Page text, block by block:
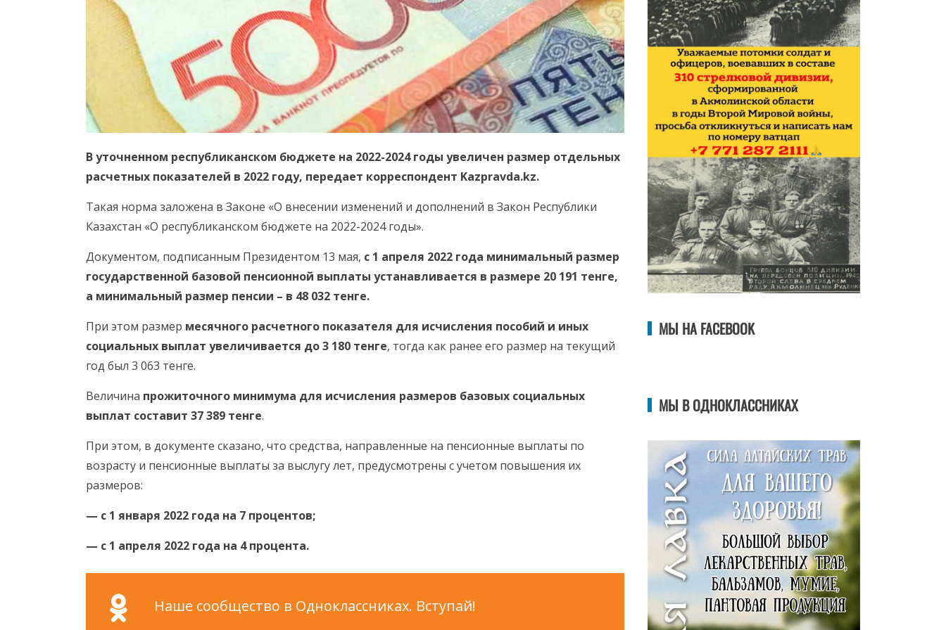
В уточненном республиканском бюджете на 2022-2024 годы увеличен размер отдельных
расчетных показателей в 2022 году, передает корреспондент Kazpravda.kz.
Такая норма заложена в Законе «О внесении изменений и дополнений в Закон Республики
Казахстан «О республиканском бюджете на 2022-2024 годы».
Документом, подписанным Президентом 13 мая, с 1 апреля 2022 года минимальный размер
государственной базовой пенсионной выплаты устанавливается в размере 20 191 тенге,
а минимальный размер пенсии – в 48 032 тенге.
При этом размер месячного расчетного показателя для исчисления пособий и иных
социальных выплат увеличивается до 3 180 тенге, тогда как ранее его размер на текущий
год был 3 063 тенге.
Величина прожиточного минимума для исчисления размеров базовых социальных
выплат составит 37 389 тенге.
При этом, в документе сказано, что средства, направленные на пенсионные выплаты по
возрасту и пенсионные выплаты за выслугу лет, предусмотрены с учетом повышения их
размеров:
— с 1 января 2022 года на 7 процентов;
— с 1 апреля 2022 года на 4 процента.
Наше сообщество в Одноклассниках. Вступай!
МЫ НА FACEBOOK
МЫ В ОДНОКЛАССНИКАХ